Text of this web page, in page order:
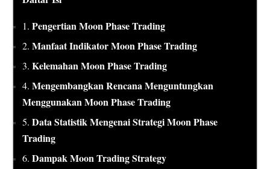
1. Pengertian Moon Phase Trading
2. Manfaat Indikator Moon Phase Trading
3. Kelemahan Moon Phase Trading
4. Mengembangkan Rencana Menguntungkan
Menggunakan Moon Phase Trading
5. Data Statistik Mengenai Strategi Moon Phase
Trading
6. Dampak Moon Trading Strategy